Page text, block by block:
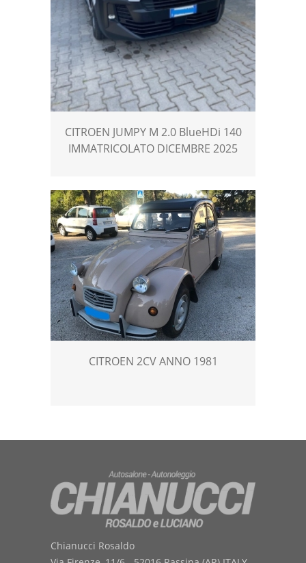
CITROEN JUMPY M 2.0 BlueHDi 140
IMMATRICOLATO DICEMBRE 2025
CITROEN 2CV ANNO 1981
Chianucci Rosaldo